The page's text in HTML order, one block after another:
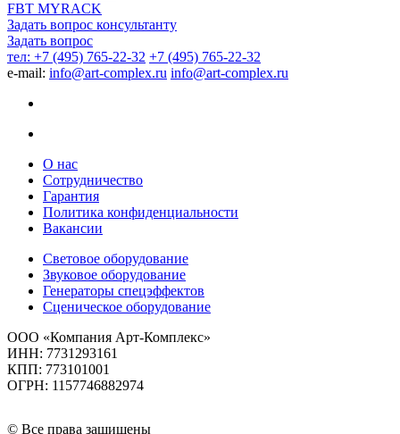
FBT MYRACK
Задать вопрос консультанту
Задать вопрос
тел: +7 (495) 765-22-32 +7 (495) 765-22-32
e-mail: info@art-complex.ru info@art-complex.ru
О нас
Сотрудничество
Гарантия
Политика конфиденциальности
Вакансии
Световое оборудование
Звуковое оборудование
Генераторы спецэффектов
Сценическое оборудование
ООО «Компания Арт-Комплекс»
ИНН: 7731293161
КПП: 773101001
ОГРН: 1157746882974
© Все права защищены